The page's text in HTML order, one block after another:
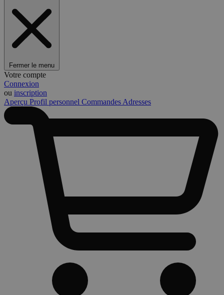
Fermer le menu
Votre compte
Connexion
ou inscription
Aperçu Profil personnel Commandes Adresses